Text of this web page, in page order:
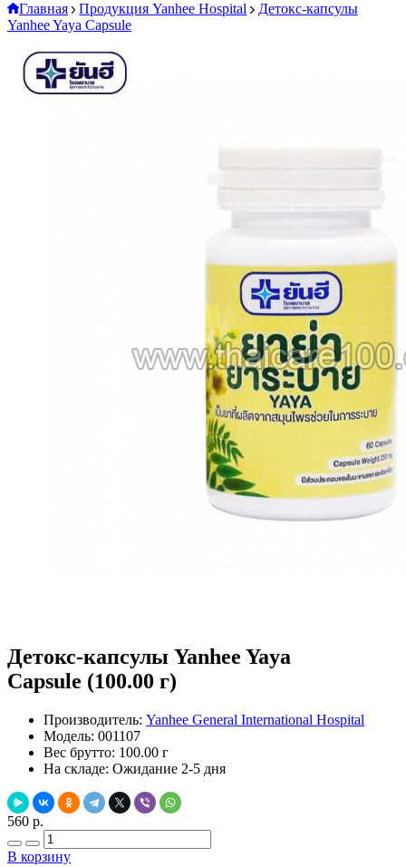
Главная Продукция Yanhee Hospital
Детокс-капсулы
Yanhee Yaya Capsule
Детокс-капсулы Yanhee Yaya
Capsule (100.00 г)
Производитель: Yanhee General International Hospital
Модель: 001107
Вес брутто: 100.00 г
На складе: Ожидание 2-5 дня
560 р.
В корзину